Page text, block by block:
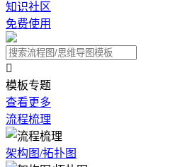
知识社区
免费使用

模板专题
查看更多
流程梳理
架构图/拓扑图